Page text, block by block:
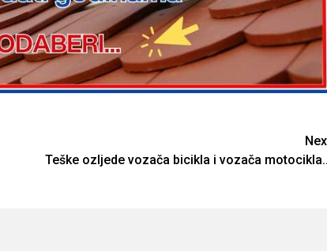
Teške ozljede vozača bicikla i vozača